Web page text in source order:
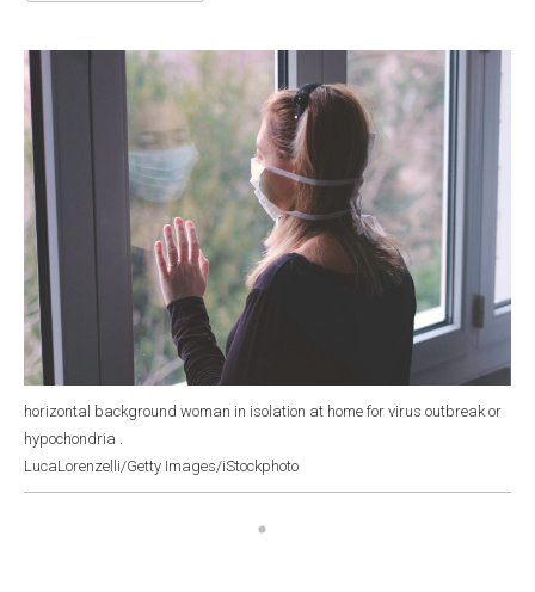
k
n
horizontal background woman in isolation at home for virus outbreak or
hypochondria .
LucaLorenzelli/Getty Images/iStockphoto